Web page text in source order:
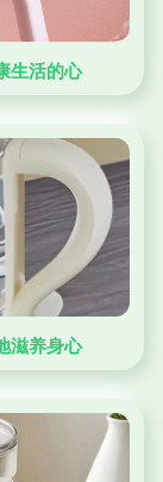
生活的心
滋养身心